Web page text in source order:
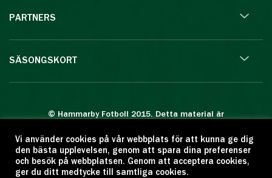
PARTNERS
SÄSONGSKORT
© Hammarby Fotboll 2015. Detta material är
Eftertryck eller annan kopiering är förbjuden.
Citera oss gärna men ange källan:
www.hammarbyfotboll.se. Ansvarig utgivare:
Vi använder cookies på vår webbplats för att kunna ge dig
den bästa upplevelsen, genom att spara dina preferenser
och besök på webbplatsen. Genom att acceptera cookies,
ger du ditt medtycke till samtliga cookies.